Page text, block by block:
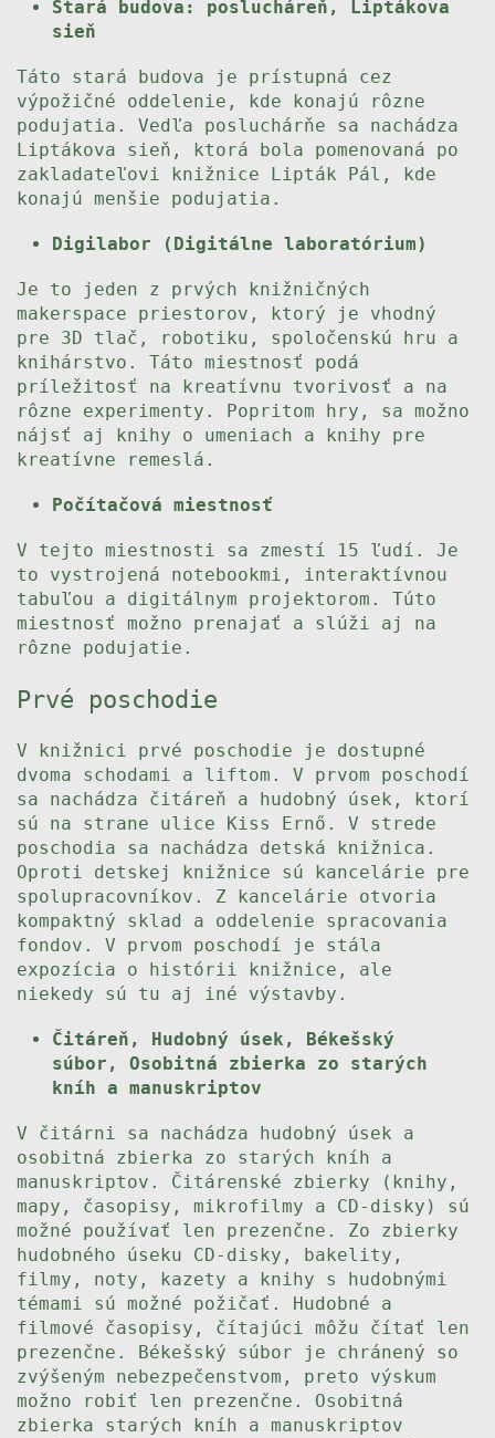
Stará budova: poslucháreň, Liptákova
sieň
Táto stará budova je prístupná cez
výpožičné oddelenie, kde konajú rôzne
podujatia. Vedľa posluchárňe sa nachádza
Liptákova sieň, ktorá bola pomenovaná po
zakladateľovi knižnice Lipták Pál, kde
konajú menšie podujatia.
Digilabor (Digitálne laboratórium)
Je to jeden z prvých knižničných
makerspace priestorov, ktorý je vhodný
pre 3D tlač, robotiku, spoločenskú hru a
knihárstvo. Táto miestnosť podá
príležitosť na kreatívnu tvorivosť a na
rôzne experimenty. Popritom hry, sa možno
nájsť aj knihy o umeniach a knihy pre
kreatívne remeslá.
Počítačová miestnosť
V tejto miestnosti sa zmestí 15 ľudí. Je
to vystrojená notebookmi, interaktívnou
tabuľou a digitálnym projektorom. Túto
miestnosť možno prenajať a slúži aj na
rôzne podujatie.
Prvé poschodie
V knižnici prvé poschodie je dostupné
dvoma schodami a liftom. V prvom poschodí
sa nachádza čitáreň a hudobný úsek, ktorí
sú na strane ulice Kiss Ernő. V strede
poschodia sa nachádza detská knižnica.
Oproti detskej knižnice sú kancelárie pre
spolupracovníkov. Z kancelárie otvoria
kompaktný sklad a oddelenie spracovania
fondov. V prvom poschodí je stála
expozícia o histórii knižnice, ale
niekedy sú tu aj iné výstavby.
Čitáreň, Hudobný úsek, Békešský
súbor, Osobitná zbierka zo starých
kníh a manuskriptov
V čitárni sa nachádza hudobný úsek a
osobitná zbierka zo starých kníh a
manuskriptov. Čitárenské zbierky (knihy,
mapy, časopisy, mikrofilmy a CD-disky) sú
možné používať len prezenčne. Zo zbierky
hudobného úseku CD-disky, bakelity,
filmy, noty, kazety a knihy s hudobnými
témami sú možné požičať. Hudobné a
filmové časopisy, čítajúci môžu čítať len
prezenčne. Békešský súbor je chránený so
zvýšeným nebezpečenstvom, preto výskum
možno robiť len prezenčne. Osobitná
zbierka starých kníh a manuskriptov